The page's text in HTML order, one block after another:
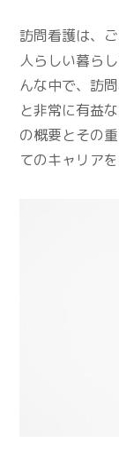
訪問看護は、
人らしい暮ら
んな中で、訪
と非常に有益
の概要とその
てのキャリア